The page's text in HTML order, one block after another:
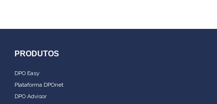
PRODUTOS
DPO Easy
Plataforma DPOnet
DPO Advisor